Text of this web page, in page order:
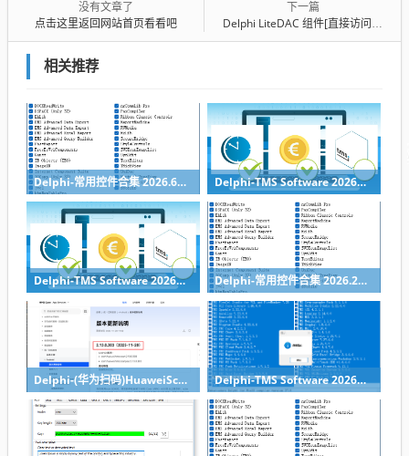
没有文章了
点击这里返回网站首页看看吧
下一篇
Delphi LiteDAC 组件[直接访问数据库-无需安装其他数据提供层]
相关推荐
Delphi-常用控件合集 2026.6月整合带一键安装 Delphi-TMS Software 2026年4月1日-组件库全家桶带安装工具
Delphi-TMS Software 2026年3月1日-组件库全家桶带安装工具 Delphi-常用控件合集 2026.2月整合带一键安装(2026第一版)
Delphi-(华为扫码)HuaweiScan 2.13.0.302 - 基于Delphi 12/13的华为设备扫码解决方案 Delphi-TMS Software 2026年02月01日-组件库全家桶带安装工具